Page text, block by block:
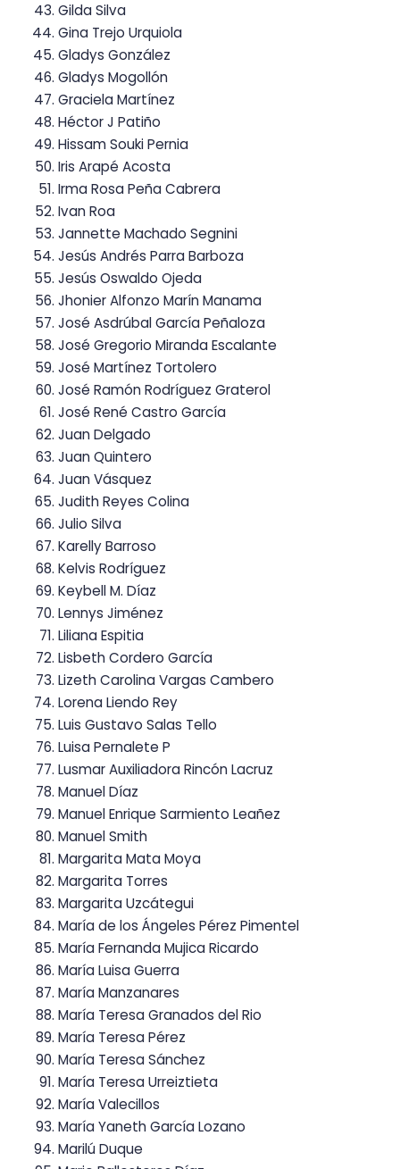
Gilda Silva
Gina Trejo Urquiola
Gladys González
Gladys Mogollón
Graciela Martínez
Héctor J Patiño
Hissam Souki Pernia
Iris Arapé Acosta
Irma Rosa Peña Cabrera
Ivan Roa
Jannette Machado Segnini
Jesús Andrés Parra Barboza
Jesús Oswaldo Ojeda
Jhonier Alfonzo Marín Manama
José Asdrúbal García Peñaloza
José Gregorio Miranda Escalante
José Martínez Tortolero
José Ramón Rodríguez Graterol
José René Castro García
Juan Delgado
Juan Quintero
Juan Vásquez
Judith Reyes Colina
Julio Silva
Karelly Barroso
Kelvis Rodríguez
Keybell M. Díaz
Lennys Jiménez
Liliana Espitia
Lisbeth Cordero García
Lizeth Carolina Vargas Cambero
Lorena Liendo Rey
Luis Gustavo Salas Tello
Luisa Pernalete P
Lusmar Auxiliadora Rincón Lacruz
Manuel Díaz
Manuel Enrique Sarmiento Leañez
Manuel Smith
Margarita Mata Moya
Margarita Torres
Margarita Uzcátegui
María de los Ángeles Pérez Pimentel
María Fernanda Mujica Ricardo
María Luisa Guerra
María Manzanares
María Teresa Granados del Rio
María Teresa Pérez
María Teresa Sánchez
María Teresa Urreiztieta
María Valecillos
María Yaneth García Lozano
Marilú Duque